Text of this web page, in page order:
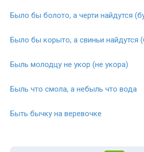
Было бы болото, а черти найдутся
Было бы корыто, а свиньи найдутся
Быль молодцу не укор (не укора)
Быль что смола, а небыль что вода
Быть бычку на веревочке